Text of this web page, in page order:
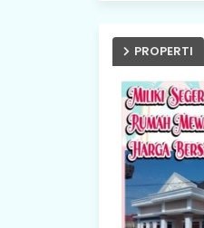
PROPERTI